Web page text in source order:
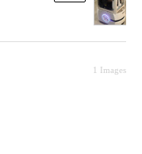
1 Images